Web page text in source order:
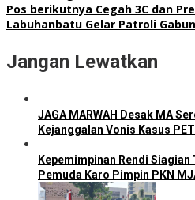
Pos berikutnya Cegah 3C dan
Labuhanbatu Gelar Patroli
Jangan Lewatkan
JAGA MARWAH Desak MA
Kejanggalan Vonis Kasus PET
Kepemimpinan Rendi
Pemuda Karo Pimpin PKN